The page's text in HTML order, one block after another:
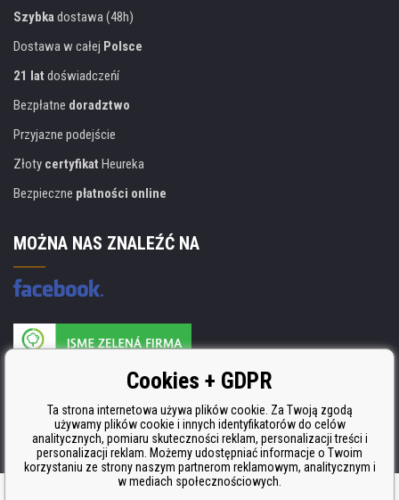
Szybkadostawa (48h)
Dostawa w całej Polsce
21 lat doświadczeńí
Bezpłatne doradztwo
Przyjazne podejście
Złoty certyfikat Heureka
Bezpieczne płatności online
MOŻNA NAS ZNALEŹĆ NA
Producent wkładów posiada certyfikat
ISO 9001, ISO 14001 i STMC.Cookies + GDPR
Ta strona internetowa używa plików cookie. Za Twoją zgodą
używamy plików cookie i innych identyfikatorów do celów
analitycznych, pomiaru skuteczności reklam, personalizacji treści i
personalizacji reklam. Możemy udostępniać informacje o Twoim
korzystaniu ze strony naszym partnerom reklamowym, analitycznym i
w mediach społecznościowych.